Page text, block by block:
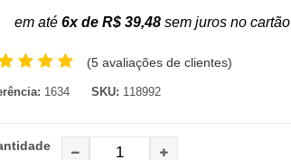
em até 6x de R$ 39,48 sem juros no cartão
(5 avaliações de clientes)
1634 SKU: 118992